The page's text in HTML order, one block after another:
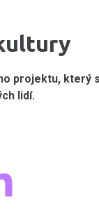
projektu, který
lidí.